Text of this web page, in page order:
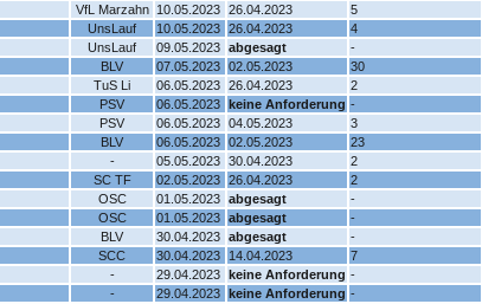
VfL Marzahn 10.05.2023 26.04.2023
5
UnsLauf 10.05.2023 26.04.2023
4
UnsLauf 09.05.2023 abgesagt
-
BLV 07.05.2023 02.05.2023
30
TuS Li 06.05.2023 26.04.2023
2
PSV 06.05.2023 keine Anforderung -
PSV 06.05.2023 04.05.2023
3
BLV 06.05.2023 02.05.2023
23
- 05.05.2023 30.04.2023
2
SC TF 02.05.2023 26.04.2023
2
OSC 01.05.2023 abgesagt
-
OSC 01.05.2023 abgesagt
-
BLV 30.04.2023 abgesagt
-
SCC 30.04.2023 14.04.2023
7
- 29.04.2023 keine Anforderung -
- 29.04.2023 keine Anforderung -